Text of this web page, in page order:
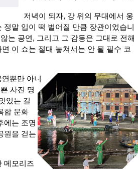
저녁이 되자, 강 위의 무대에서 웅
정말 입이 떡 벌어질 만큼 장관이었습니
는 공연, 그리고 그 감동은 그대로 전해
이 쇼는 절대 놓쳐서는 안 될 필수 코
뿐만 아니
사진 명
있는 길
합 문화
에는 조명
원을 걷는
메모리즈